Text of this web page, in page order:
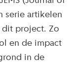
serie artikelen
dit project. Zo
en de impact
in de